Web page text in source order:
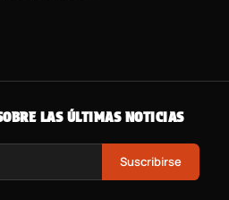
LAS ÚLTIMAS NOTICIAS
Suscribirse